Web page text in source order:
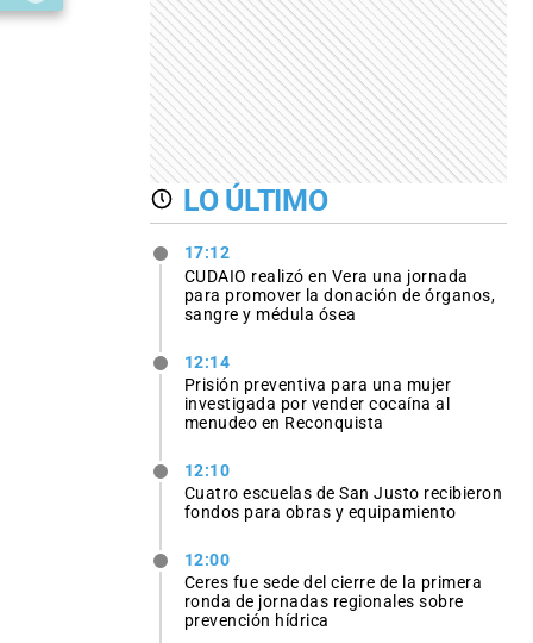
LO ÚLTIMO
17:12
CUDAIO realizó en Vera una jornada
para promover la donación de órganos,
sangre y médula ósea
12:14
Prisión preventiva para una mujer
investigada por vender cocaína al
menudeo en Reconquista
12:10
Cuatro escuelas de San Justo recibieron
fondos para obras y equipamiento
12:00
Ceres fue sede del cierre de la primera
ronda de jornadas regionales sobre
prevención hídrica